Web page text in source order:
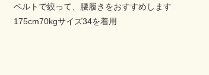
ベルトで絞って、腰履きをおすすめします
175cm70kgサイズ34を着用